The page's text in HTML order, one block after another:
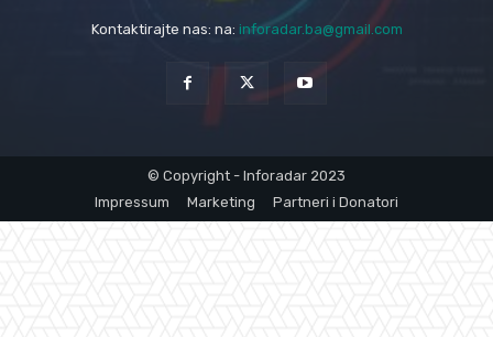
Kontaktirajte nas: na: inforadar.ba@gmail.com
© Copyright - Inforadar 2023
Impressum
Marketing Partneri i Donatori